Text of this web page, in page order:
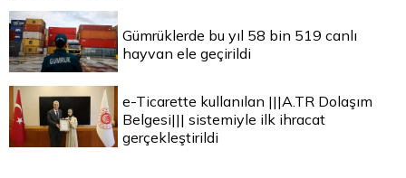
Gümrüklerde bu yıl 58 bin 519 canlı
hayvan ele geçirildi
e-Ticarette kullanılan |||A.TR Dolaşım
Belgesi||| sistemiyle ilk ihracat
gerçekleştirildi